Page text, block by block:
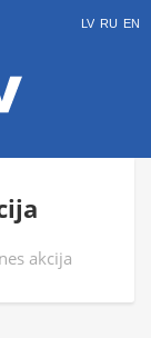
LV RU EN
akcija